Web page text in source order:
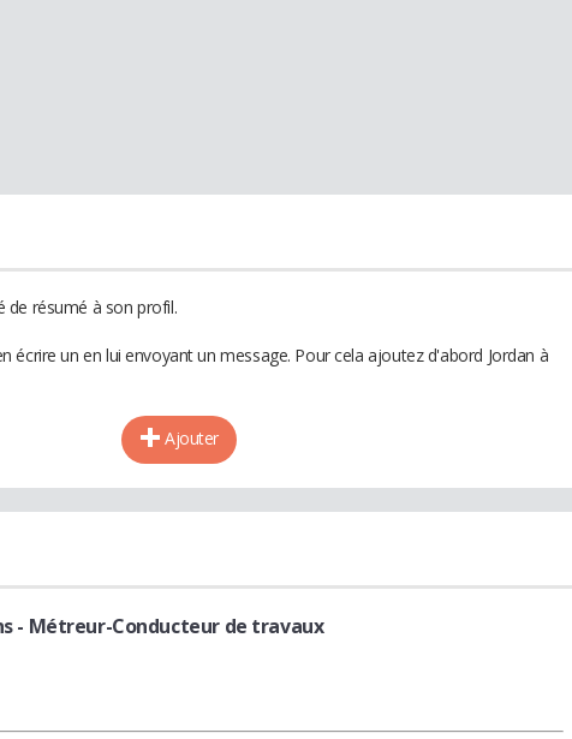
de résumé à son profil.
écrire un en lui envoyant un message. Pour cela ajoutez d'abord Jordan à
Ajouter
- Métreur-Conducteur de travaux